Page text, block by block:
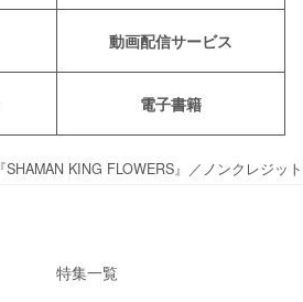
動画配信サービス
電子書籍
『SHAMAN KING FLOWERS』／ノンクレジッ
特集一覧